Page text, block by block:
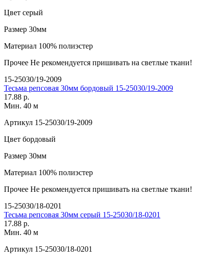
Цвет серый
Размер 30мм
Материал 100% полиэстер
Прочее Не рекомендуется пришивать на светлые ткани!
15-25030/19-2009
Тесьма репсовая 30мм бордовый 15-25030/19-2009
17.88 р.
Мин. 40 м
Артикул 15-25030/19-2009
Цвет бордовый
Размер 30мм
Материал 100% полиэстер
Прочее Не рекомендуется пришивать на светлые ткани!
15-25030/18-0201
Тесьма репсовая 30мм серый 15-25030/18-0201
17.88 р.
Мин. 40 м
Артикул 15-25030/18-0201